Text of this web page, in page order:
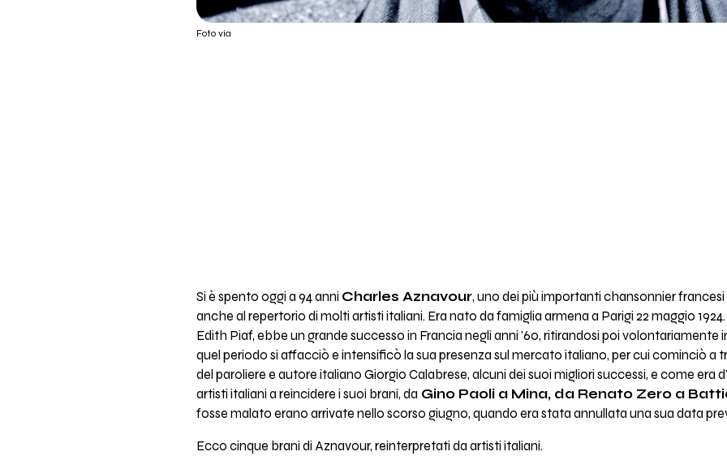
Foto via
Si è spento oggi a 94 anni Charles Aznavour, uno dei più importanti chansonnier
anche al repertorio di molti artisti italiani. Era nato da famiglia armena a Parigi 22 maggio
Edith Piaf, ebbe un grande successo in Francia negli anni '60, ritirandosi poi volontariamente
quel periodo si affacciò e intensificò la sua presenza sul mercato italiano, per cui cominciò a
del paroliere e autore italiano Giorgio Calabrese, alcuni dei suoi migliori successi, e come era
artisti italiani a reincidere i suoi brani, da Gino Paoli a Mina, da Renato Zero a
fosse malato erano arrivate nello scorso giugno, quando era stata annullata una sua data
Ecco cinque brani di Aznavour, reinterpretati da artisti italiani.